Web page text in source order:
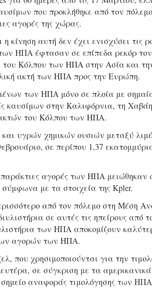
που προκλήθηκε από τον
αγορές της χώρας.
κίνηση αυτή δεν έχει ενισχύσει τις
ΗΠΑ έφτασαν σε επίπεδα ρεκόρ
του Κόλπου των ΗΠΑ στην Ασία και
ακτή των ΗΠΑ προς την Ευρώπη.
των ΗΠΑ μόνο σε πλοία με
καυσίμων στην Καλιφόρνια, τη
του Κόλπου των ΗΠΑ.
και υγρών χημικών ουσιών μεταξύ
σε περίπου 1,37
αγορές των ΗΠΑ μειώθηκαν
με τα στοιχεία της Kpler.
από τον πόλεμο στη Μέση
σε αυτές τις ηπείρους από
των ΗΠΑ αποκομίζουν
αγορών των ΗΠΑ.
που χρησιμοποιούνται για την
σε σύγκριση με τα
σημείο αναφοράς τιμολόγησης των